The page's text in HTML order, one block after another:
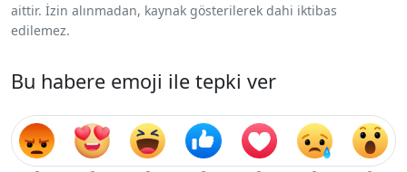
aittir. İzin alınmadan, kaynak gösterilerek dahi iktibas
edilemez.
Bu habere emoji ile tepki ver